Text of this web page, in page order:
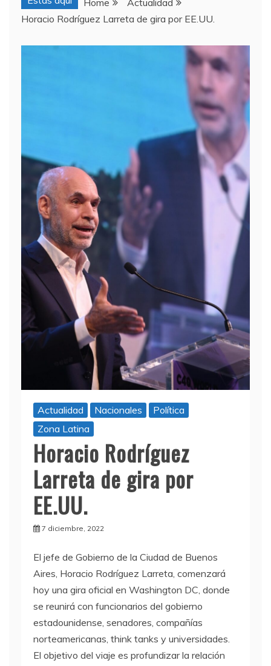
Home
Actualidad
Horacio Rodríguez Larreta de gira por EE.UU.
Actualidad Nacionales
Política
Zona Latina
Horacio Rodríguez
Larreta de gira por
EE.UU.
7 diciembre, 2022
El jefe de Gobierno de la Ciudad de Buenos
Aires, Horacio Rodríguez Larreta, comenzará
hoy una gira oficial en Washington DC, donde
se reunirá con funcionarios del gobierno
estadounidense, senadores, compañías
norteamericanas, think tanks y universidades.
El objetivo del viaje es profundizar la relación